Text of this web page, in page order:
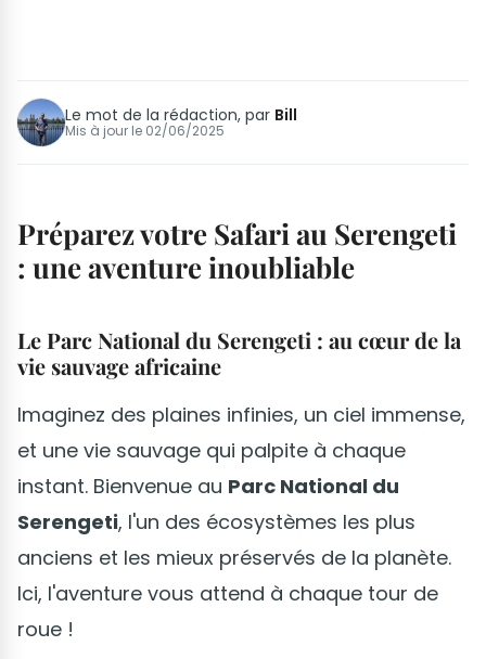
Le mot de la rédaction, par Bill
Mis à jour le 02/06/2025
Préparez votre Safari au Serengeti
: une aventure inoubliable
Le Parc National du Serengeti : au cœur de la
vie sauvage africaine
Imaginez des plaines infinies, un ciel immense,
et une vie sauvage qui palpite à chaque
instant. Bienvenue au Parc National du
Serengeti, l'un des écosystèmes les plus
anciens et les mieux préservés de la planète.
Ici, l'aventure vous attend à chaque tour de
roue !